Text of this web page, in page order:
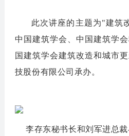
此次讲座的主题为"建筑
中国建筑学会、中国建筑学
国建筑学会建筑改造和城市
技股份有限公司承办。
李存东秘书长和刘军进总